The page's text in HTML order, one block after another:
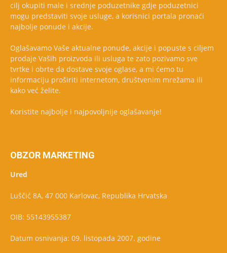
cilj okupiti male i srednje poduzetnike gdje poduzetnici
mogu predstaviti svoje usluge, a korisnici portala pronaći
najbolje ponude i akcije.
Oglašavamo Vaše aktualne ponude, akcije i popuste s ciljem
prodaje Vaših proizvoda ili usluga te zato pozivamo sve
tvrtke i obrte da dostave svoje oglase, a mi ćemo tu
informaciju proširiti internetom, društvenim mrežama ili
kako već želite.
Koristite najbolje i najpovoljnije oglašavanje!
OBZOR MARKETING
Ured
Luščić 8A, 47 000 Karlovac, Republika Hrvatska
OIB: 55143955387
Datum osnivanja: 09. listopada 2007. godine